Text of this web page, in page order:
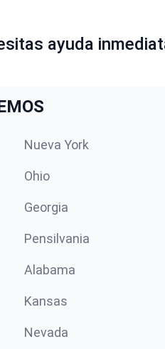
ayuda
Nueva York
Ohio
Georgia
Pensilvania
Alabama
Kansas
Nevada